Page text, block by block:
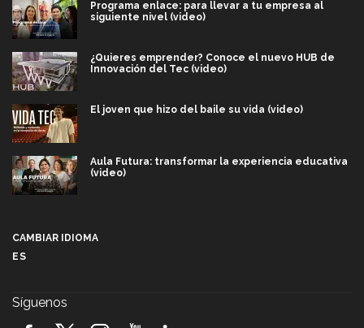
Programa enlace: para llevar a tu empresa al
siguiente nivel (video)
¿Quieres emprender? Conoce el nuevo HUB de
Innovación del Tec (video)
El joven que hizo del baile su vida (video)
Aula Futura: transformar la experiencia educativa
(video)
CAMBIAR IDIOMA
ES
Síguenos